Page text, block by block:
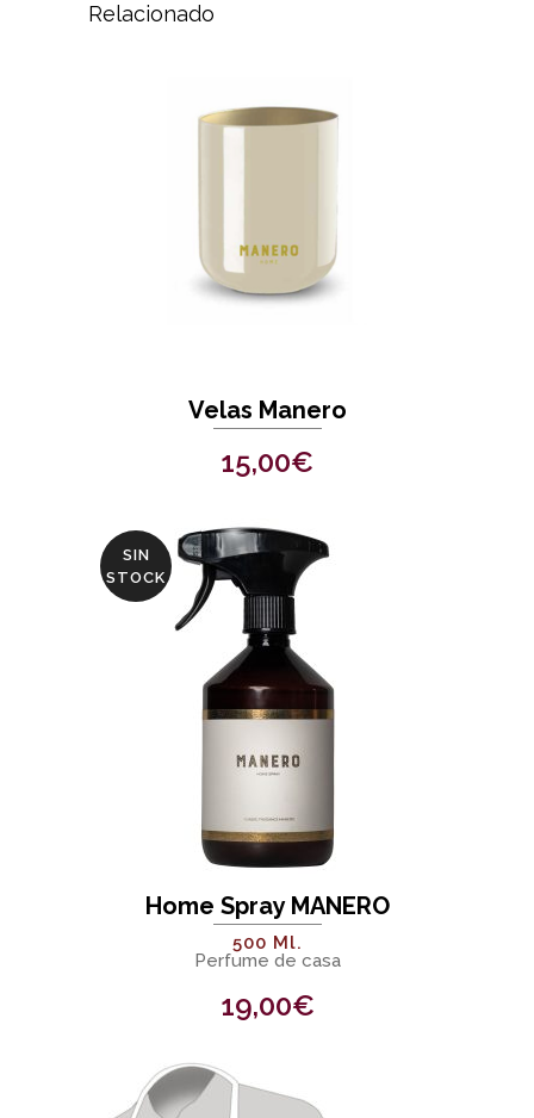
Relacionado
Velas Manero
15,00€
SIN
STOCK
Home Spray MANERO
500 Ml.
Perfume de casa
19,00€